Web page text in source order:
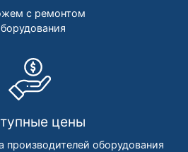
с ремонтом
цены
оборудования